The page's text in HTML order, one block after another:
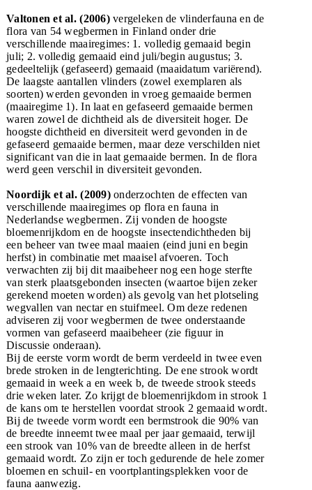
Valtonen et al. (2006)vergeleken de vlinderfauna en de
flora van 54 wegbermen in Finland onder drie
verschillende maairegimes: 1. volledig gemaaid begin
juli; 2. volledig gemaaid eind juli/begin augustus; 3.
gedeeltelijk (gefaseerd) gemaaid (maaidatum variërend).
De laagste aantallen vlinders (zowel exemplaren als
soorten) werden gevonden in vroeg gemaaide bermen
(maairegime 1). In laat en gefaseerd gemaaide bermen
waren zowel de dichtheid als de diversiteit hoger. De
hoogste dichtheid en diversiteit werd gevonden in de
gefaseerd gemaaide bermen, maar deze verschilden niet
significant van die in laat gemaaide bermen. In de flora
werd geen verschil in diversiteit gevonden.
Noordijk et al. (2009)onderzochten de effecten van
verschillende maairegimes op flora en fauna in
Nederlandse wegbermen. Zij vonden de hoogste
bloemenrijkdom en de hoogste insectendichtheden bij
een beheer van twee maal maaien (eind juni en begin
herfst) in combinatie met maaisel afvoeren. Toch
verwachten zij bij dit maaibeheer nog een hoge sterfte
van sterk plaatsgebonden insecten (waartoe bijen zeker
gerekend moeten worden) als gevolg van het plotseling
wegvallen van nectar en stuifmeel. Om deze redenen
adviseren zij voor wegbermen de twee onderstaande
vormen van gefaseerd maaibeheer (zie figuur in
Discussie onderaan).
Bij de eerste vorm wordt de berm verdeeld in twee even
brede stroken in de lengterichting. De ene strook wordt
gemaaid in week a en week b, de tweede strook steeds
drie weken later. Zo krijgt de bloemenrijkdom in strook 1
de kans om te herstellen voordat strook 2 gemaaid wordt.
Bij de tweede vorm wordt een bermstrook die 90% van
de breedte inneemt twee maal per jaar gemaaid, terwijl
een strook van 10% van de breedte alleen in de herfst
gemaaid wordt. Zo zijn er toch gedurende de hele zomer
bloemen en schuil- en voortplantingsplekken voor de
fauna aanwezig.